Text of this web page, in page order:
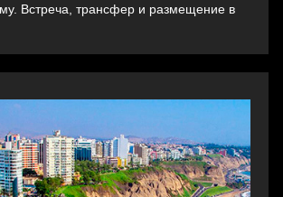
Встреча, трансфер и pазмещение в